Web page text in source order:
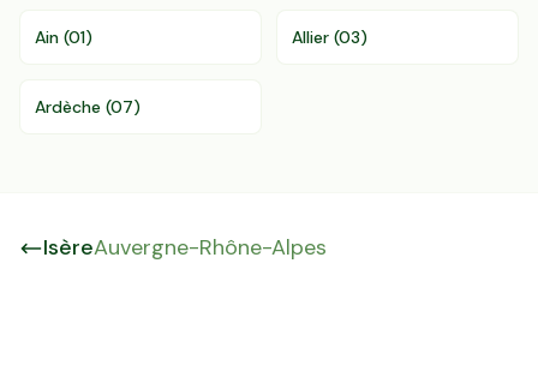
Ain (01) Allier (03)
Ardèche (07)
IsèreAuvergne-Rhône-Alpes